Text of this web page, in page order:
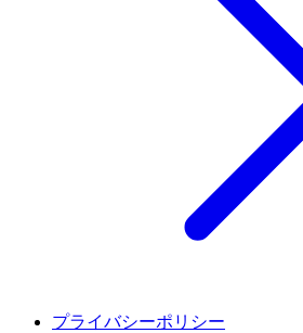
プライバシーポリシー